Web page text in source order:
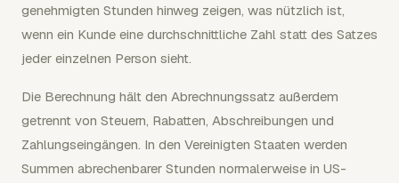
genehmigten Stunden hinweg zeigen, was nützlich ist,
wenn ein Kunde eine durchschnittliche Zahl statt des Satzes
jeder einzelnen Person sieht.
Die Berechnung hält den Abrechnungssatz außerdem
getrennt von Steuern, Rabatten, Abschreibungen und
Zahlungseingängen. In den Vereinigten Staaten werden
Summen abrechenbarer Stunden normalerweise in US-